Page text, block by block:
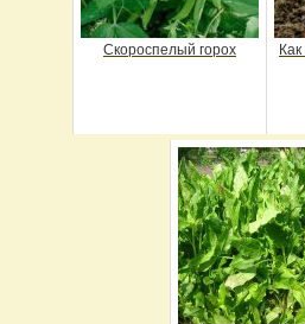
Скороспелый горох